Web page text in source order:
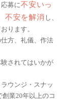
募に不安いっ
不安を解消 し、
ります。
方、礼儀、作法
されてはいかが
ウンジ・スナッ
業20年以上のコ